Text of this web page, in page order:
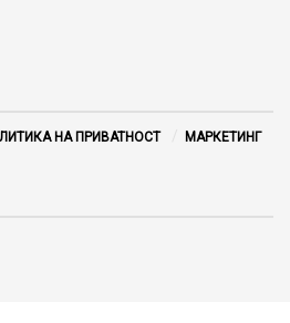
НА ПРИВАТНОСТ
МАРКЕТИНГ